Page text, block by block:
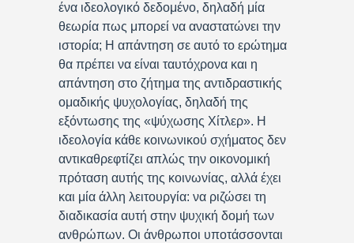
ένα ιδεολογικό δεδομένο, δηλαδή μία
θεωρία πως μπορεί να αναστατώνει την
ιστορία; Η απάντηση σε αυτό το ερώτημα
θα πρέπει να είναι ταυτόχρονα και η
απάντηση στο ζήτημα της αντιδραστικής
ομαδικής ψυχολογίας, δηλαδή της
εξόντωσης της «ψύχωσης Χίτλερ». Η
ιδεολογία κάθε κοινωνικού σχήματος δεν
αντικαθρεφτίζει απλώς την οικονομική
πρόταση αυτής της κοινωνίας, αλλά έχει
και μία άλλη λειτουργία: να ριζώσει τη
διαδικασία αυτή στην ψυχική δομή των
ανθρώπων. Οι άνθρωποι υποτάσσονται